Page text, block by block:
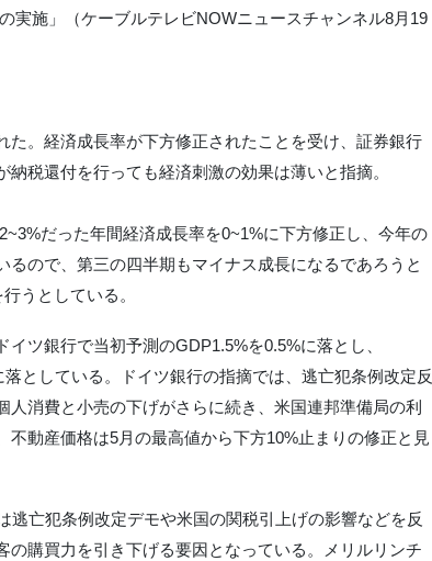
実施」（ケーブルテレビNOWニュースチャンネル8月19
。経済成長率が下方修正されたことを受け、証券銀行
税還付を行っても経済刺激の効果は薄いと指摘。
だった年間経済成長率を0~1%に下方修正し、今年の
ので、第三の四半期もマイナス成長になるであろうと
うとしている。
ツ銀行で当初予測のGDP1.5%を0.5%に落とし、
としている。ドイツ銀行の指摘では、逃亡犯条例改定反
消費と小売の下げがさらに続き、米国連邦準備局の利
動産価格は5月の最高値から下方10%止まりの修正と見
逃亡犯条例改定デモや米国の関税引上げの影響などを反
購買力を引き下げる要因となっている。メリルリンチ